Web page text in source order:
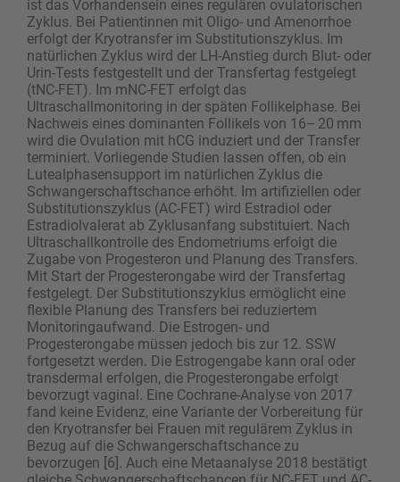
ist das Vorhandensein eines regulären ovulatorischen
Zyklus. Bei Patientinnen mit Oligo- und Amenorrhoe
erfolgt der Kryotransfer im Substitutionszyklus. Im
natürlichen Zyklus wird der LH-Anstieg durch Blut- oder
Urin-Tests festgestellt und der Transfertag festgelegt
(tNC-FET). Im mNC-FET erfolgt das
Ultraschallmonitoring in der späten Follikelphase. Bei
Nachweis eines dominanten Follikels von 16– 20 mm
wird die Ovulation mit hCG induziert und der Transfer
terminiert. Vorliegende Studien lassen offen, ob ein
Lutealphasensupport im natürlichen Zyklus die
Schwangerschaftschance erhöht. Im artifiziellen oder
Substitutionszyklus (AC-FET) wird Estradiol oder
Estradiolvalerat ab Zyklusanfang substituiert. Nach
Ultraschallkontrolle des Endometriums erfolgt die
Zugabe von Progesteron und Planung des Transfers.
Mit Start der Progesterongabe wird der Transfertag
festgelegt. Der Substitutionszyklus ermöglicht eine
flexible Planung des Transfers bei reduziertem
Monitoringaufwand. Die Estrogen- und
Progesterongabe müssen jedoch bis zur 12. SSW
fortgesetzt werden. Die Estrogengabe kann oral oder
transdermal erfolgen, die Progesterongabe erfolgt
bevorzugt vaginal. Eine Cochrane-Analyse von 2017
fand keine Evidenz, eine Variante der Vorbereitung für
den Kryotransfer bei Frauen mit regulärem Zyklus in
Bezug auf die Schwangerschaftschance zu
bevorzugen [6]. Auch eine Metaanalyse 2018 bestätigt